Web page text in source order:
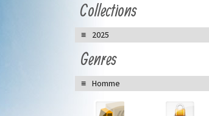
Collections
2025
Genres
Homme